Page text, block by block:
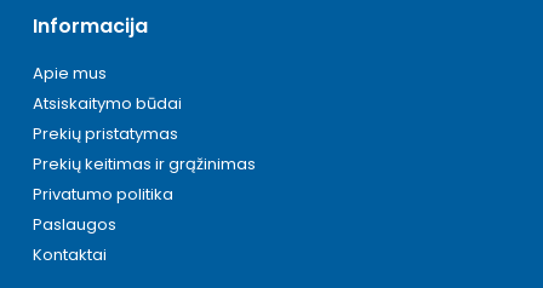
Informacija
Apie mus
Atsiskaitymo būdai
Prekių pristatymas
Prekių keitimas ir grąžinimas
Privatumo politika
Paslaugos
Kontaktai